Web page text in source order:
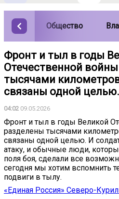
Общество
Фронт и тыл в годы
Отечественной
тысячами
связаны одной целью.
04:02 09.05.2026
Фронт и тыл в годы Великой
разделены тысячами
связаны одной целью. И
атаку, и обычные люди,
поля боя, сделали все
сегодня мы хотим вспомнить
подвиги в тылу.
«Единая Россия» Северо-